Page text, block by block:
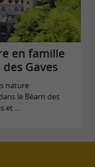
en famille
Gaves
nature
le Béarn des
et ...